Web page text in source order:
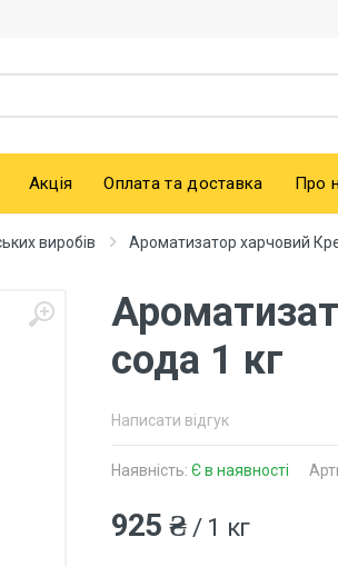
Акція Оплата та доставка Про
виробів Ароматизатор харчовий
сода 1 кг
Написати відгук
Наявність: Є в наявності
925 ₴ / 1 кг